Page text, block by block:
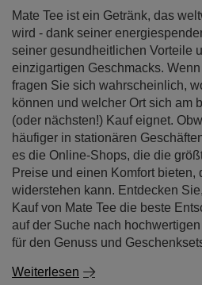
fragen Sie sich wahrscheinlich,
können und welcher Ort sich am
(oder nächsten!) Kauf eignet.
häufiger in stationären
es die Online-Shops, die die
Preise und einen Komfort bieten,
widerstehen kann. Entdecken
Kauf von Mate Tee die beste
auf der Suche nach
für den Genuss und
Weiterlesen